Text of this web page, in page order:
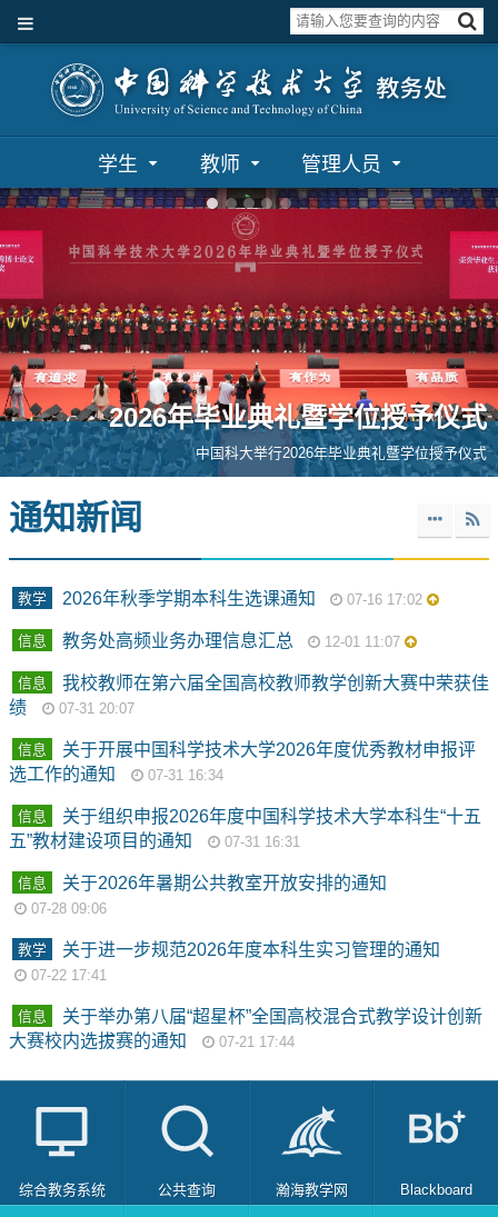
学生 教师 管理人员
2026年毕业典礼暨学位授予仪式
中国科大举行2026年毕业典礼暨学位授予仪式
通知新闻
教学 2026年秋季学期本科生选课通知 07-16 17:02
信息 教务处高频业务办理信息汇总 12-01 11:07
信息
我校教师在第六届全国高校教师教学创新大赛中荣获佳
绩
07-31 20:07
信息
关于开展中国科学技术大学2026年度优秀教材申报评
选工作的通知
07-31 16:34
信息
关于组织申报2026年度中国科学技术大学本科生“十五
五”教材建设项目的通知
07-31 16:31
信息 关于2026年暑期公共教室开放安排的通知
07-28 09:06
教学 关于进一步规范2026年度本科生实习管理的通知
07-22 17:41
信息
关于举办第八届“超星杯”全国高校混合式教学设计创新
大赛校内选拔赛的通知
07-21 17:44
综合教务系统 公共查询 瀚海教学网 Blackboard